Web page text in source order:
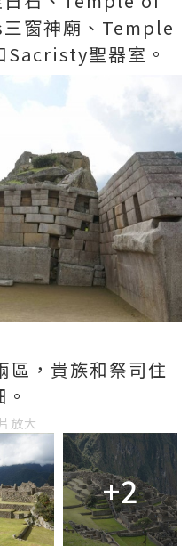
窗神廟、Temple
聖器室。
區，貴族和祭司住
放大
+2